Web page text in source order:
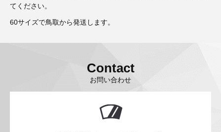
てください。
60サイズで鳥取から発送します。
Contact
お問い合わせ